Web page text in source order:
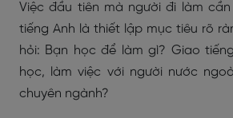
Việc đầu tiên mà người đi làm
tiếng Anh là thiết lập mục tiêu rõ
hỏi: Bạn học để làm gì? Giao
học, làm việc với người nước
chuyên ngành?